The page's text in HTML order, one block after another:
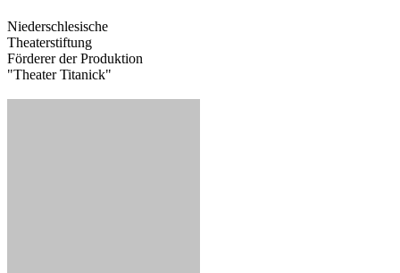
Niederschlesische
Theaterstiftung
Förderer der Produktion
"Theater Titanick"